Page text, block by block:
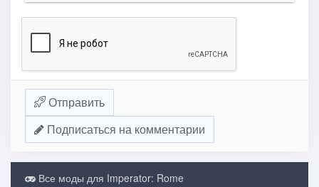
Отправить
Подписаться на комментарии
Все моды для Imperator: Rome